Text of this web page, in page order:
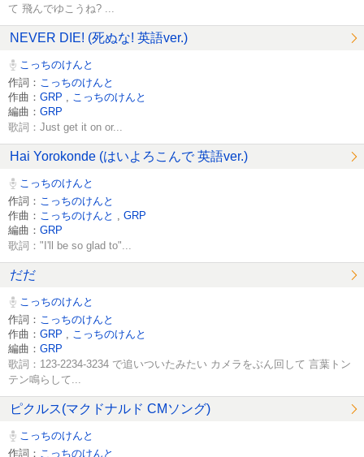
て 飛んでゆこうね? ...
NEVER DIE! (死ぬな! 英語ver.)
こっちのけんと
作詞： こっちのけんと
作曲： GRP
こっちのけんと
編曲： GRP
歌詞：Just get it on or...
Hai Yorokonde (はいよろこんで 英語ver.)
こっちのけんと
作詞： こっちのけんと
作曲： こっちのけんと
GRP
編曲： GRP
歌詞："I'll be so glad to"...
だだ
こっちのけんと
作詞： こっちのけんと
作曲： GRP
こっちのけんと
編曲： GRP
歌詞：123-2234-3234 で追いついたみたい カメラをぶん回して 言葉トン
テン鳴らして...
ピクルス(マクドナルド CMソング)
こっちのけんと
作詞： こっちのけんと